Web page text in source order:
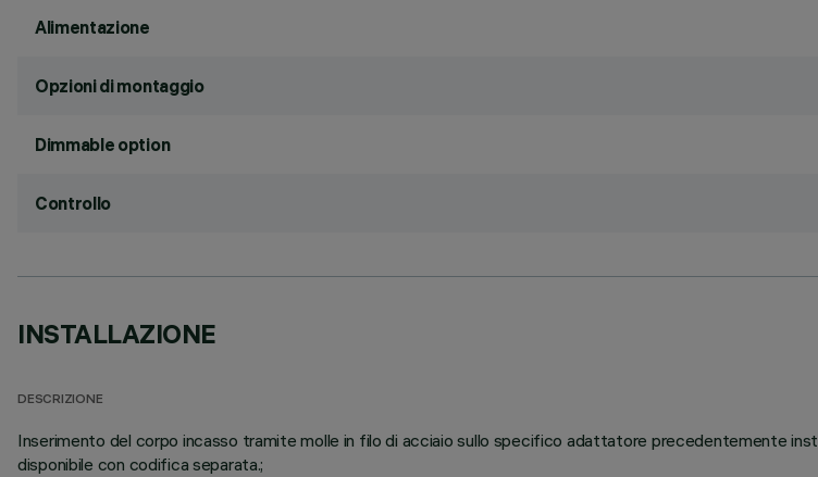
Alimentazione
Opzioni di montaggio
Dimmable option
Controllo
INSTALLAZIONE
DESCRIZIONE
Inserimento del corpo incasso tramite molle in filo di acciaio sullo specifico adattatore precedentemente
disponibile con codifica separata.;